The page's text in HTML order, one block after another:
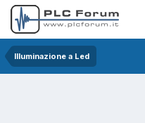
Illuminazione a Led